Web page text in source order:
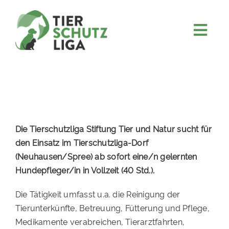
content
FÖRDERN & VERERBEN
KOOPERATIONEN
TIERHEIMTIERE
TIERHEIME
Die Tierschutzliga Stiftung Tier und Natur sucht für
den Einsatz im Tierschutzliga-Dorf
(Neuhausen/Spree) ab sofort eine/n gelernten
Hundepfleger/in in Vollzeit (40 Std.).
Die Tätigkeit umfasst u.a. die Reinigung der
Tierunterkünfte, Betreuung, Fütterung und Pflege,
Medikamente verabreichen, Tierarztfahrten,